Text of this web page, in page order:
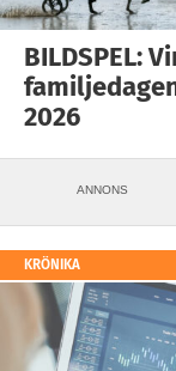
BILDSPEL:
2026
ANNONS
KRÖNIKA